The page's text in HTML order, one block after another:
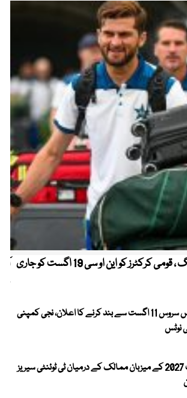
کیریبین پریمیئر لیگ ، قومی کرکٹرز کو این او سی 19 اگست کو جاری
میٹرو بس سروس 11 اگست سے بند کرنے کا اعلان، نجی کمپنی
نوٹس
ورلڈ کپ 2027 کے میزبان ممالک کے درمیان ٹی ٹوئنٹی سیریز